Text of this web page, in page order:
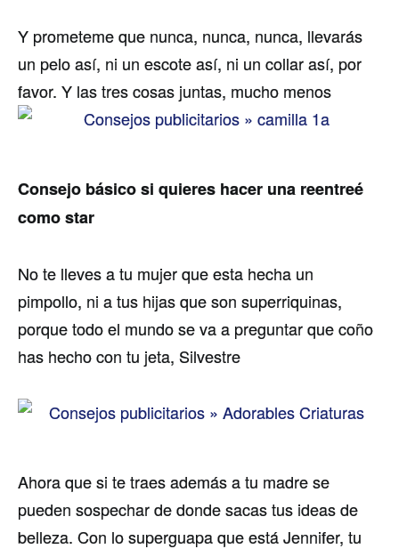
Y prometeme que nunca, nunca, nunca, llevarás
un pelo así, ni un escote así, ni un collar así, por
favor. Y las tres cosas juntas, mucho menos
Consejo básico si quieres hacer una reentreé
como star
No te lleves a tu mujer que esta hecha un
pimpollo, ni a tus hijas que son superriquinas,
porque todo el mundo se va a preguntar que coño
has hecho con tu jeta, Silvestre
Ahora que si te traes además a tu madre se
pueden sospechar de donde sacas tus ideas de
belleza. Con lo superguapa que está Jennifer, tu